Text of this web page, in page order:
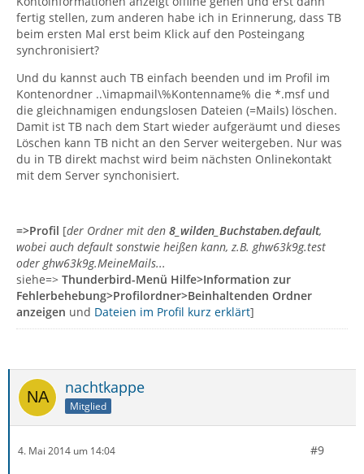
fertig stellen, zum anderen habe ich in Erinnerung, dass TB
beim ersten Mal erst beim Klick auf den Posteingang
synchronisiert?
Und du kannst auch TB einfach beenden und im Profil im
Kontenordner ..\imapmail\%Kontenname% die *.msf und
die gleichnamigen endungslosen Dateien (=Mails) löschen.
Damit ist TB nach dem Start wieder aufgeräumt und dieses
Löschen kann TB nicht an den Server weitergeben. Nur was
du in TB direkt machst wird beim nächsten Onlinekontakt
mit dem Server synchonisiert.
=>Profil [der Ordner mit den 8_wilden_Buchstaben.default,
wobei auch default sonstwie heißen kann, z.B. ghw63k9g.test
oder ghw63k9g.MeineMails...
siehe=> Thunderbird-Menü Hilfe>Information zur
Fehlerbehebung>Profilordner>Beinhaltenden Ordner
anzeigen und Dateien im Profil kurz erklärt]
nachtkappe
Mitglied
4. Mai 2014 um 14:04 #9